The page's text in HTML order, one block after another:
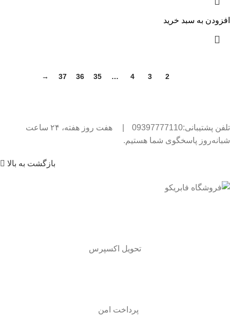
افزودن به سبد خرید
2
3
4
…
35
36
37
→
تلفن پشتیبانی:09397777110
هفت روز هفته، ۲۴ ساعت
شبانه‌روز پاسخگوی شما هستیم.
بازگشت به بالا
تحویل اکسپرس
پرداخت امن